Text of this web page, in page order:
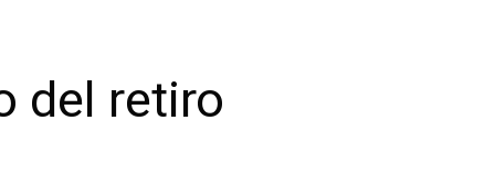
del retiro